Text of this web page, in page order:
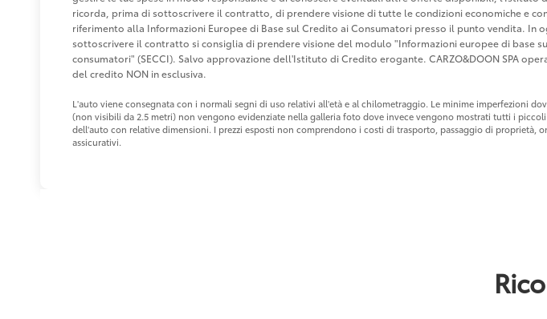
ricorda, prima di sottoscrivere il contratto, di prendere visione di tutte le condizioni economiche e
riferimento alla Informazioni Europee di Base sul Credito ai Consumatori presso il punto vendita. In
sottoscrivere il contratto si consiglia di prendere visione del modulo "Informazioni europee di base
consumatori" (SECCI). Salvo approvazione dell'Istituto di Credito erogante. CARZO&DOON SPA
del credito NON in esclusiva.
L'auto viene consegnata con i normali segni di uso relativi all'età e al chilometraggio. Le minime imperfezioni
(non visibili da 2.5 metri) non vengono evidenziate nella galleria foto dove invece vengono mostrati tutti i
dell'auto con relative dimensioni. I prezzi esposti non comprendono i costi di trasporto, passaggio di proprietà,
assicurativi.